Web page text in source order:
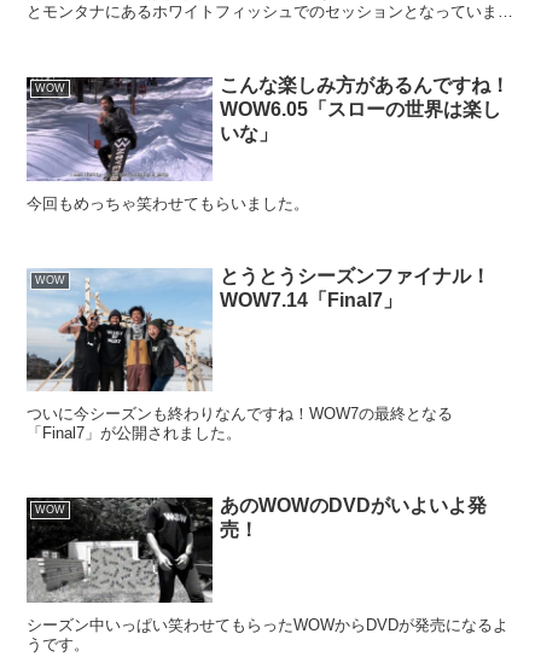
とモンタナにあるホワイトフィッシュでのセッションとなっていま
WOW
こんな楽しみ方があるんですね！
WOW6.05「スローの世界は楽し
いな」
今回もめっちゃ笑わせてもらいました。
WOW
とうとうシーズンファイナル！
WOW7.14「Final7」
ついに今シーズンも終わりなんですね！WOW7の最終となる
「Final7」が公開されました。
WOW
あのWOWのDVDがいよいよ発
売！
シーズン中いっぱい笑わせてもらったWOWからDVDが発売になるよ
うです。